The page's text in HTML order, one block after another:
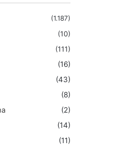
(1.187)
(10)
(111)
(16)
(43)
(8)
(2)
(14)
(11)